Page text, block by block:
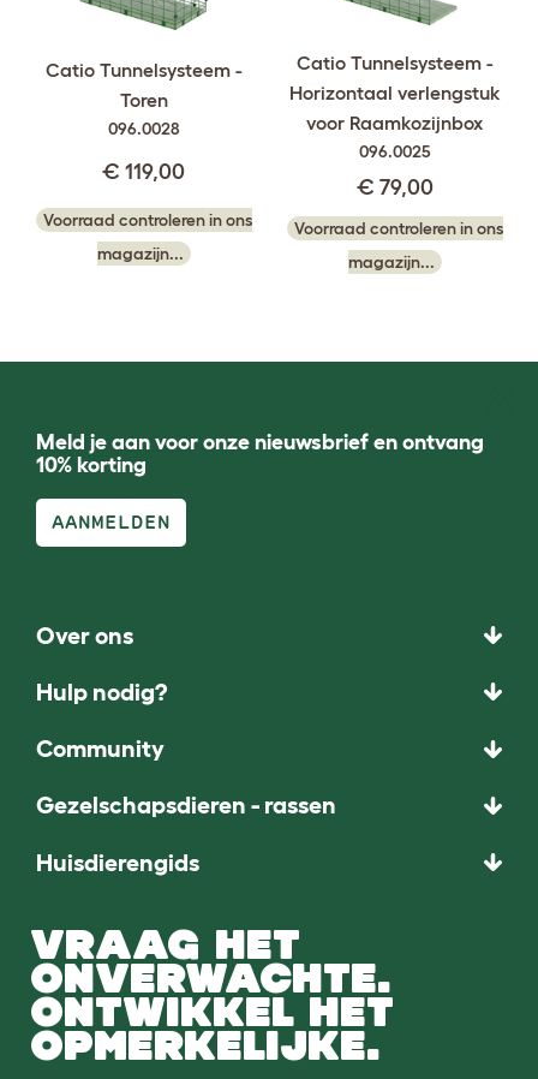
Catio Tunnelsysteem -
Toren
096.0028
€ 119,00
Voorraad controleren in ons
magazijn...
Catio Tunnelsysteem -
Horizontaal verlengstuk
voor Raamkozijnbox
096.0025
€ 79,00
Voorraad controleren in ons
magazijn...
Meld je aan voor onze nieuwsbrief en ontvang
10% korting
AANMELDEN
Over ons
Hulp nodig?
Community
Gezelschapsdieren - rassen
Huisdierengids
VRAAG HET
ONVERWACHTE.
ONTWIKKEL HET
OPMERKELIJKE.